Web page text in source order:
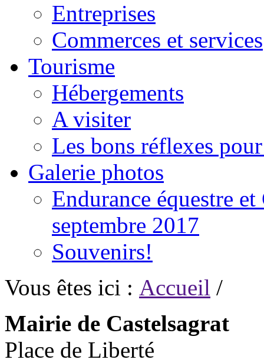
Entreprises
Commerces et services
Tourisme
Hébergements
A visiter
Les bons réflexes
Galerie photos
Endurance équestre
septembre 2017
Souvenirs!
Vous êtes ici : Accueil /
Mairie de Castelsagrat
Place de Liberté